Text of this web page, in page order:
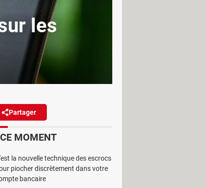
les
Partager
la connexion Wi-Fi et
MOMENT
la nouvelle technique des escrocs
piocher discrètement dans votre
bancaire